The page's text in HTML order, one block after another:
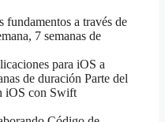
fundamentos a través de
7 semanas de
para iOS a
de duración Parte del
iOS con Swift